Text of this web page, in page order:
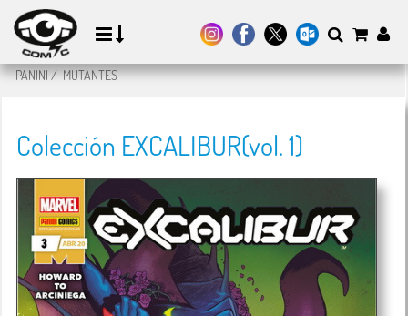
PANINI/MUTANTES
Colección EXCALIBUR(vol. 1)